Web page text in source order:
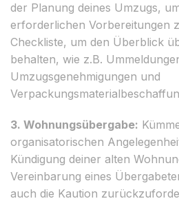
der Planung deines Umzugs,
erforderlichen Vorbereitungen
Checkliste, um den Überblick
behalten, wie z.B.
Umzugsgenehmigungen und
3. Wohnungsübergabe:
organisatorischen
Kündigung deiner alten
Vereinbarung eines
auch die Kaution